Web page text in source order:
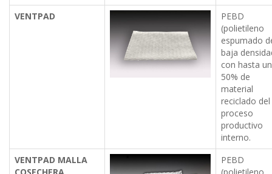
VENTPAD
PEBD
(polietileno
espumado
baja
con hasta
50% de
material
reciclado del
proceso
productivo
interno.
VENTPAD MALLA
PEBD